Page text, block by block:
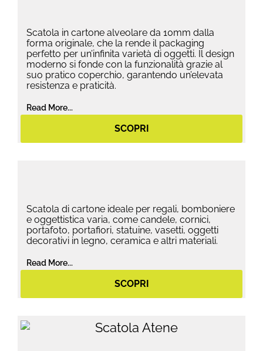
Scatola in cartone alveolare da 10mm dalla
forma originale, che la rende il packaging
perfetto per un’infinita varietà di oggetti. Il design
moderno si fonde con la funzionalità grazie al
suo pratico coperchio, garantendo un’elevata
resistenza e praticità.
Read More...
SCOPRI
Scatola di cartone ideale per regali, bomboniere
e oggettistica varia, come candele, cornici,
portafoto, portafiori, statuine, vasetti, oggetti
decorativi in legno, ceramica e altri materiali.
Read More...
SCOPRI